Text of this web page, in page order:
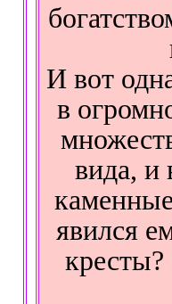
И вот
в
вида, и
явился